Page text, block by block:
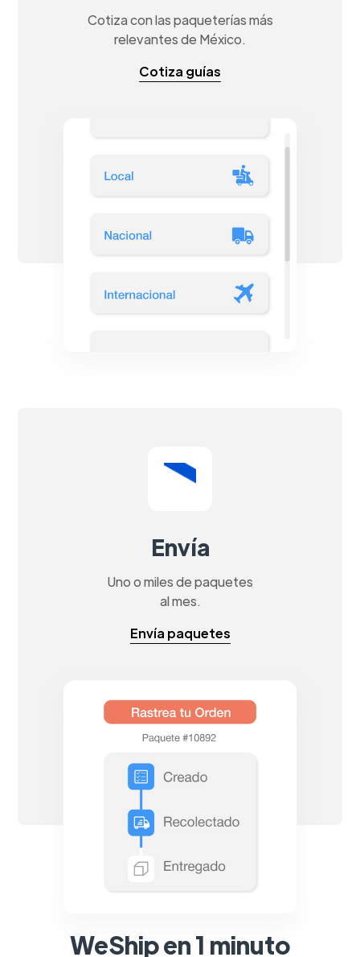
Cotiza con las paqueterías más
relevantes de México.
Cotiza guías
Envía
Uno o miles de paquetes
al mes.
Envía paquetes
WeShip en 1 minuto